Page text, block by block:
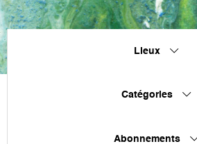
Lieux
Catégories
Abonnements